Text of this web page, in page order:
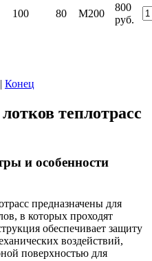
100 80 М200
800
руб.
| Конец
теплотрасс
и особенности
предназначены для
в которых проходят
обеспечивает защиту
воздействий,
поверхностью для